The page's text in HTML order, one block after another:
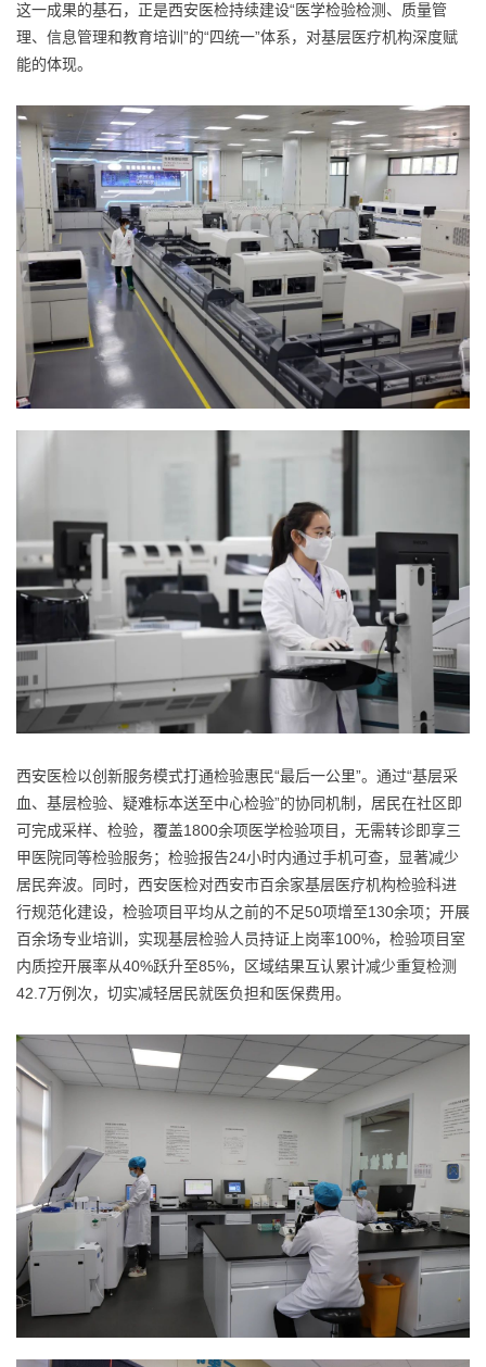
这一成果的基石，正是西安医检持续建设“医学检验检测、质量管
理、信息管理和教育培训”的“四统一”体系，对基层医疗机构深度赋
能的体现。
西安医检以创新服务模式打通检验惠民“最后一公里”。通过“基层采
血、基层检验、疑难标本送至中心检验”的协同机制，居民在社区即
可完成采样、检验，覆盖1800余项医学检验项目，无需转诊即享三
甲医院同等检验服务；检验报告24小时内通过手机可查，显著减少
居民奔波。同时，西安医检对西安市百余家基层医疗机构检验科进
行规范化建设，检验项目平均从之前的不足50项增至130余项；开展
百余场专业培训，实现基层检验人员持证上岗率100%，检验项目室
内质控开展率从40%跃升至85%，区域结果互认累计减少重复检测
42.7万例次，切实减轻居民就医负担和医保费用。